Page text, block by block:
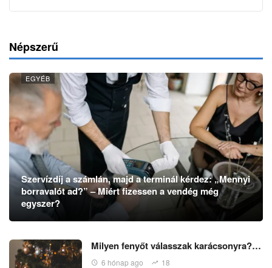
Népszerű
EGYÉB
Szervízdíj a számlán, majd a terminál kérdez: „Mennyi
borravalót ad?” – Miért fizessen a vendég még
egyszer?
Milyen fenyőt válasszak karácsonyra?…
6 hónap ago 18